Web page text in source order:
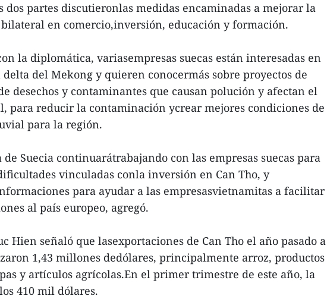
dos partes discutieronlas medidas encaminadas a mejorar la
en comercio,inversión, educación y formación.
la diplomática, variasempresas suecas están interesadas en
del Mekong y quieren conocermás sobre proyectos de
desechos y contaminantes que causan polución y afectan el
para reducir la contaminación ycrear mejores condiciones de
para la región.
de Suecia continuarátrabajando con las empresas suecas para
vinculadas conla inversión en Can Tho, y
para ayudar a las empresasvietnamitas a facilitar
al país europeo, agregó.
Hien señaló que lasexportaciones de Can Tho el año pasado a
1,43 millones dedólares, principalmente arroz, productos
y artículos agrícolas.En el primer trimestre de este año, la
410 mil dólares.